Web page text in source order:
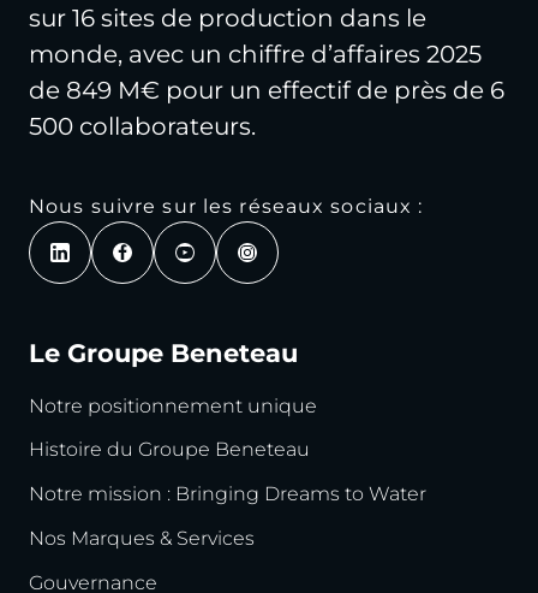
sur 16 sites de production dans le
monde, avec un chiffre d’affaires 2025
de 849 M€ pour un effectif de près de 6
500 collaborateurs.
Nous suivre sur les réseaux sociaux :
Le Groupe Beneteau
Notre positionnement unique
Histoire du Groupe Beneteau
Notre mission : Bringing Dreams to Water
Nos Marques & Services
Gouvernance